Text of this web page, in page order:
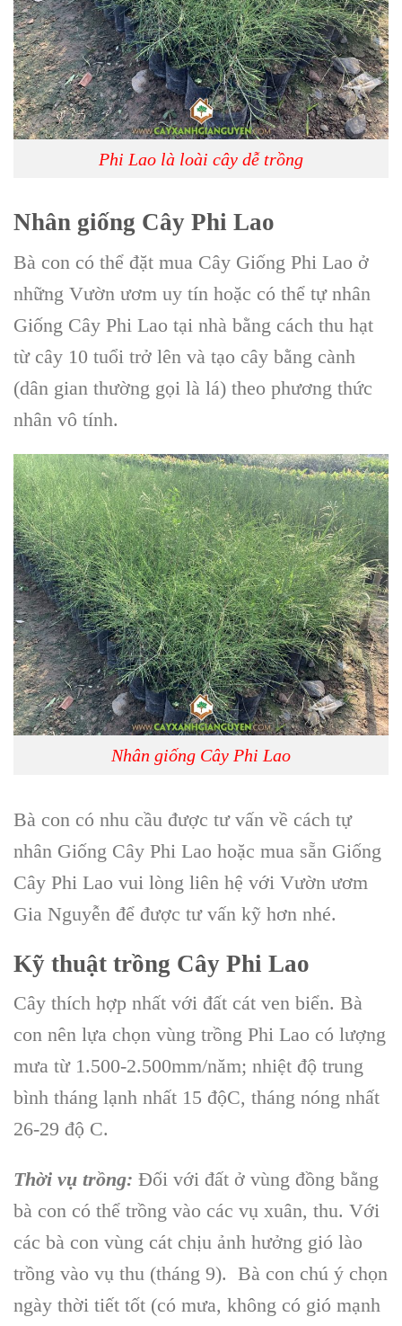
Phi Lao là loài cây dễ trồng
Nhân giống Cây Phi Lao
Bà con có thể đặt mua Cây Giống Phi Lao ở
những Vườn ươm uy tín hoặc có thể tự nhân
Giống Cây Phi Lao tại nhà bằng cách thu hạt
từ cây 10 tuổi trở lên và tạo cây bằng cành
(dân gian thường gọi là lá) theo phương thức
nhân vô tính.
Nhân giống Cây Phi Lao
Bà con có nhu cầu được tư vấn về cách tự
nhân Giống Cây Phi Lao hoặc mua sẵn Giống
Cây Phi Lao vui lòng liên hệ với Vườn ươm
Gia Nguyễn để được tư vấn kỹ hơn nhé.
Kỹ thuật trồng Cây Phi Lao
Cây thích hợp nhất với đất cát ven biển. Bà
con nên lựa chọn vùng trồng Phi Lao có lượng
mưa từ 1.500-2.500mm/năm; nhiệt độ trung
bình tháng lạnh nhất 15 độC, tháng nóng nhất
26-29 độ C.
Thời vụ trồng: Đối với đất ở vùng đồng bằng
bà con có thể trồng vào các vụ xuân, thu. Với
các bà con vùng cát chịu ảnh hưởng gió lào
trồng vào vụ thu (tháng 9). Bà con chú ý chọn
ngày thời tiết tốt (có mưa, không có gió mạnh